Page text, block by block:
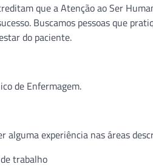
que a Atenção ao Ser
Buscamos pessoas que
do paciente.
de Enfermagem.
alguma experiência nas áreas
trabalho